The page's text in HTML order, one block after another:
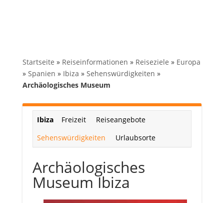
Startseite » Reiseinformationen » Reiseziele » Europa
» Spanien » Ibiza » Sehenswürdigkeiten »
Archäologisches Museum
Ibiza Freizeit
Reiseangebote
Sehenswürdigkeiten
Urlaubsorte
Archäologisches
Museum Ibiza